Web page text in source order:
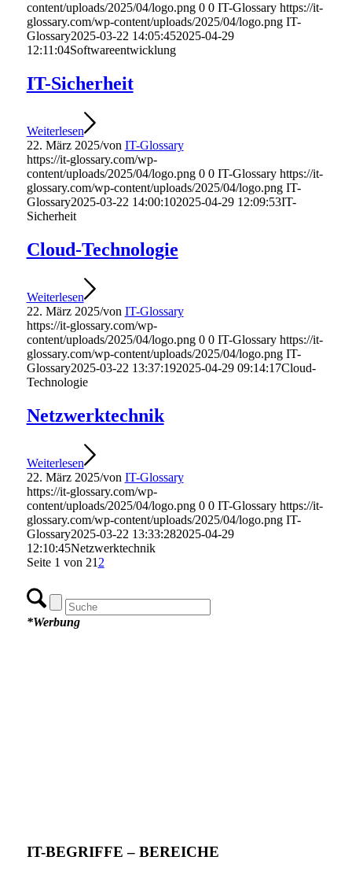
content/uploads/2025/04/logo.png 0 0 IT-Glossary https://it-
glossary.com/wp-content/uploads/2025/04/logo.png IT-
Glossary2025-03-22 14:05:452025-04-29
12:11:04Softwareentwicklung
IT-Sicherheit
Weiterlesen
22. März 2025/von IT-Glossary
https://it-glossary.com/wp-
content/uploads/2025/04/logo.png 0 0 IT-Glossary https://it-
glossary.com/wp-content/uploads/2025/04/logo.png IT-
Glossary2025-03-22 14:00:102025-04-29 12:09:53IT-
Sicherheit
Cloud-Technologie
Weiterlesen
22. März 2025/von IT-Glossary
https://it-glossary.com/wp-
content/uploads/2025/04/logo.png 0 0 IT-Glossary https://it-
glossary.com/wp-content/uploads/2025/04/logo.png IT-
Glossary2025-03-22 13:37:192025-04-29 09:14:17Cloud-
Technologie
Netzwerktechnik
Weiterlesen
22. März 2025/von IT-Glossary
https://it-glossary.com/wp-
content/uploads/2025/04/logo.png 0 0 IT-Glossary https://it-
glossary.com/wp-content/uploads/2025/04/logo.png IT-
Glossary2025-03-22 13:33:282025-04-29
12:10:45Netzwerktechnik
Seite 1 von 21 2
*Werbung
IT-BEGRIFFE – BEREICHE